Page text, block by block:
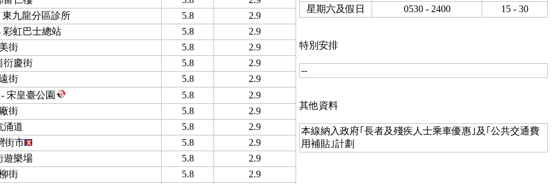
九龍分區診所 5.8
2.9
彩虹巴士總站 5.8
2.9
街 5.8
2.9
衍慶街 5.8
2.9
街 5.8
2.9
宋皇臺公園 5.8
2.9
街 5.8
2.9
涌道 5.8
2.9
街市 5.8
2.9
遊樂場 5.8
2.9
街 5.8
2.9
星期六及假日
0530 - 2400 15 - 30
特別安排
--
其他資料
本線納入政府｢長者及殘疾人士乘車優惠｣及｢公共交通費
用補貼｣計劃